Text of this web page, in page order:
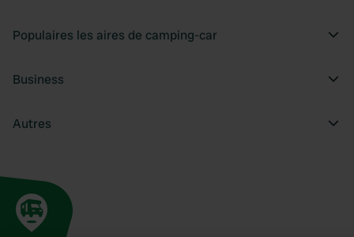
Populaires les aires de camping-car
Business
Autres